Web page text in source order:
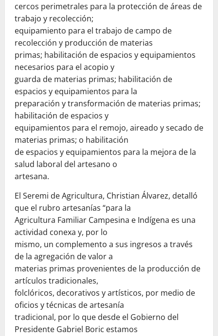
cercos perimetrales para la protección de áreas de
trabajo y recolección;
equipamiento para el trabajo de campo de
recolección y producción de materias
primas; habilitación de espacios y equipamientos
necesarios para el acopio y
guarda de materias primas; habilitación de
espacios y equipamientos para la
preparación y transformación de materias primas;
habilitación de espacios y
equipamientos para el remojo, aireado y secado de
materias primas; o habilitación
de espacios y equipamientos para la mejora de la
salud laboral del artesano o
artesana.
El Seremi de Agricultura, Christian Álvarez, detalló
que el rubro artesanías “para la
Agricultura Familiar Campesina e Indígena es una
actividad conexa y, por lo
mismo, un complemento a sus ingresos a través
de la agregación de valor a
materias primas provenientes de la producción de
artículos tradicionales,
folclóricos, decorativos y artísticos, por medio de
oficios y técnicas de artesanía
tradicional, por lo que desde el Gobierno del
Presidente Gabriel Boric estamos